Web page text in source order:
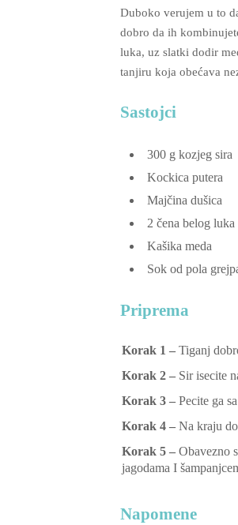
Duboko verujem u to
dobro da ih
luka, uz slatki dodir
tanjiru koja obećava
Sastojci
300 g kozjeg sira
Kockica putera
Majčina dušica
2 čena belog luka
Kašika meda
Sok od pola
Priprema
Korak 1 – Tiganj
Korak 2 – Sir isecite
Korak 3 – Pecite ga
Korak 4 – Na kraju
Korak 5 – Obavezno
jagodama I
Napomene